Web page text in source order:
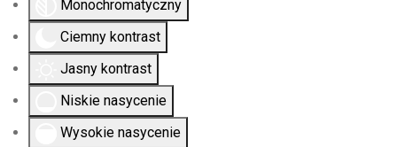
Monochromatyczny
Ciemny kontrast
Jasny kontrast
Niskie nasycenie
Wysokie nasycenie